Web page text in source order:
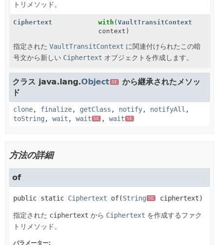
トリメソッド。
Ciphertext with (VaultTransitContext
context)
指定された VaultTransitContext に関連付けられたこの暗
号文から新しい Ciphertext オブジェクトを作成します。
クラス java.lang.Object SE
から継承されたメソッ
ド
clone, finalize, getClass , notify, notifyAll ,
toString , wait , wait SE , wait SE
方法の詳細
of
public static Ciphertext of(String SE ciphertext)
指定された ciphertext から Ciphertext を作成するファク
トリメソッド。
パラメーター: